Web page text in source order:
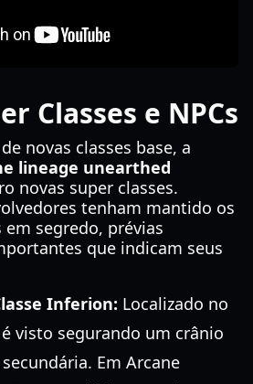
Classes e NPCs
novas classes base, a
lineage unearthed
novas super classes.
tenham mantido os
segredo, prévias
que indicam seus
Inferion: Localizado no
visto segurando um crânio
Em Arcane